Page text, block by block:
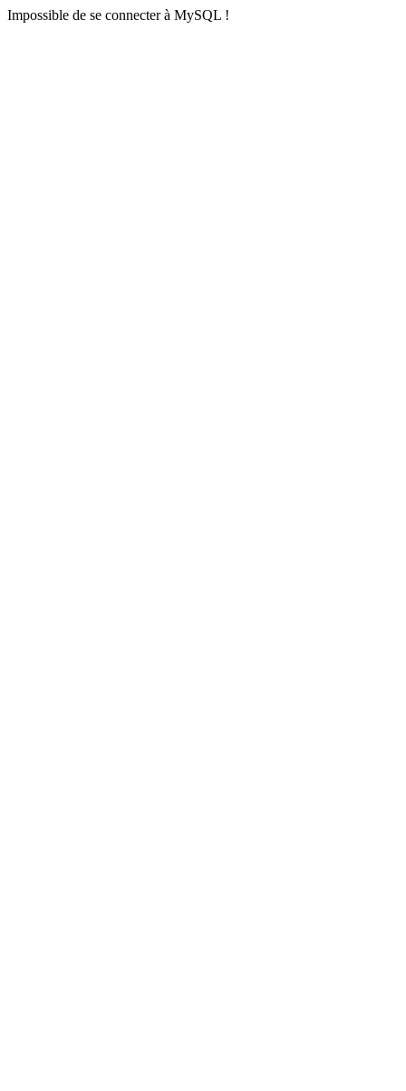
Impossible de se connecter à MySQL !